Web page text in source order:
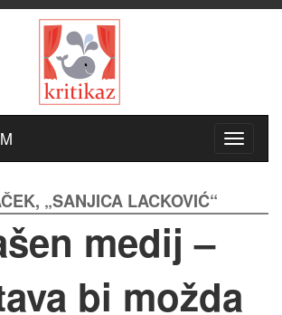
„SANJICA LACKOVIĆ“
medij –
bi možda